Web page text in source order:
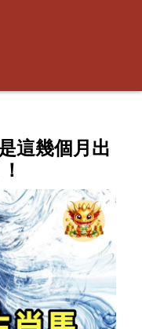
這幾個月出